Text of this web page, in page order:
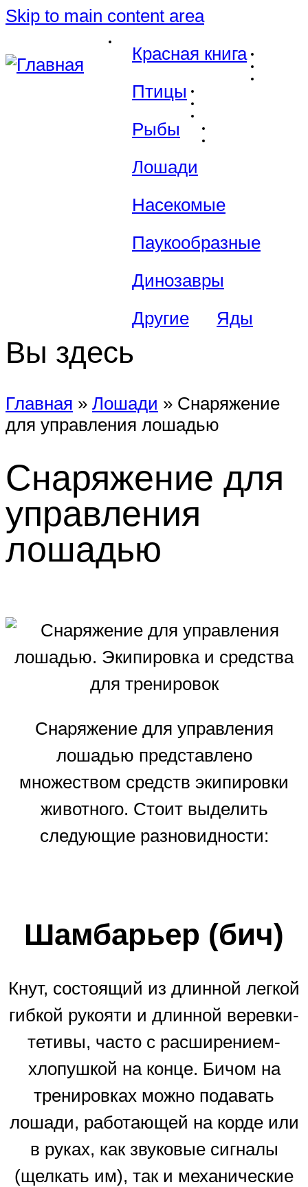
Skip to main content area
Красная книга
Птицы
Рыбы
Лошади
Насекомые
Паукообразные
Динозавры
Другие
Яды
Вы здесь
Главная » Лошади » Снаряжение
для управления лошадью
Снаряжение для
управления
лошадью
Снаряжение для управления
лошадью представлено
множеством средств экипировки
животного. Стоит выделить
следующие разновидности:
Шамбарьер (бич)
Кнут, состоящий из длинной легкой
гибкой рукояти и длинной веревки-
тетивы, часто с расширением-
хлопушкой на конце. Бичом на
тренировках можно подавать
лошади, работающей на корде или
в руках, как звуковые сигналы
(щелкать им), так и механические